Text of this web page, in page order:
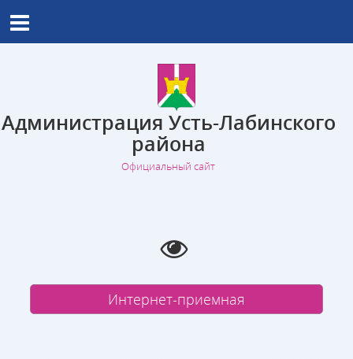
Администрация Усть-Лабинского
района
Официальный сайт
Интернет-приемная